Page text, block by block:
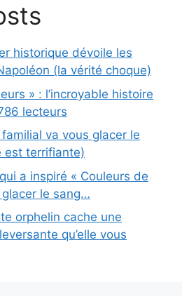
historique dévoile les
(la vérité choque)
» : l’incroyable histoire
lecteurs
va vous glacer le
est terrifiante)
a inspiré « Couleurs de
glacer le sang…
orphelin cache une
qu’elle vous